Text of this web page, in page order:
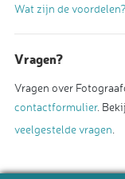
Wat zijn de
Vragen?
Vragen over
contactformulier.
veelgestelde vragen